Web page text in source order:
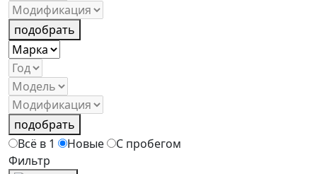
подобрать
подобрать
Всё в 1
Новые
С пробегом
Фильтр